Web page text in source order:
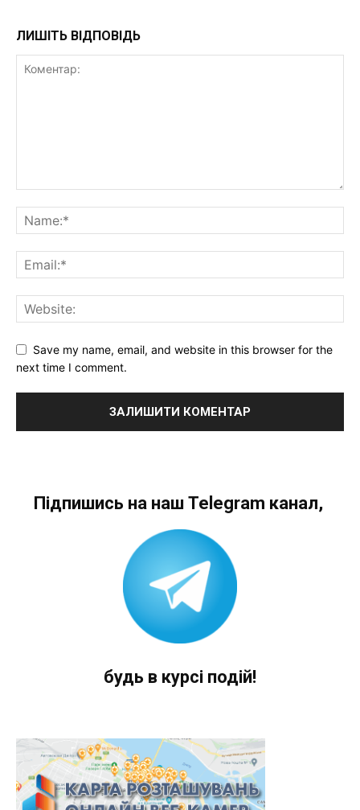
ЛИШІТЬ ВІДПОВІДЬ
Save my name, email, and website in this browser for the
next time I comment.
Підпишись на наш Telegram канал,
будь в курсі подій!